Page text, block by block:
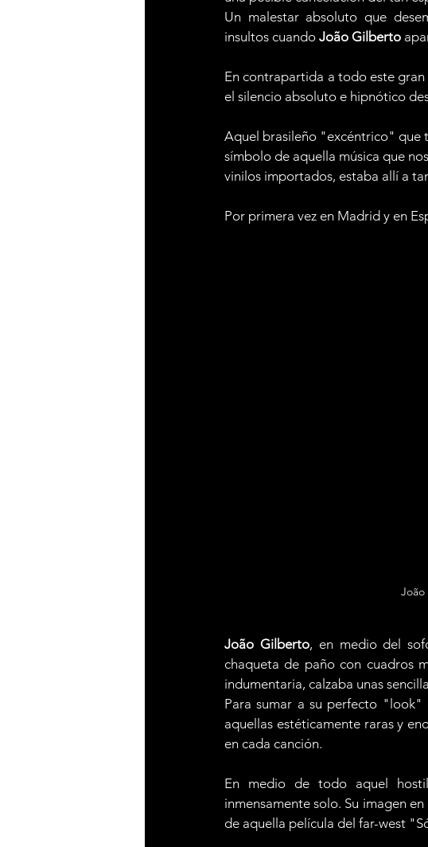
Un malestar absoluto que
insultos cuando João Gilberto
En contrapartida a todo este
el silencio absoluto e hipnótico
Aquel brasileño "excéntrico" que
símbolo de aquella música que
vinilos importados, estaba allí a
Por primera vez en Madrid y en
João Gilberto, en medio del
chaqueta de paño con cuadros
indumentaria, calzaba unas
Para sumar a su perfecto
aquellas estéticamente raras y
en cada canción.
En medio de todo aquel
inmensamente solo. Su imagen
de aquella película del far-west